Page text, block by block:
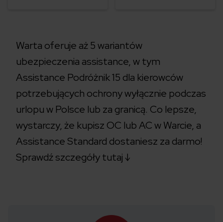
Warta oferuje aż 5 wariantów
ubezpieczenia assistance, w tym
Assistance Podróżnik 15 dla kierowców
potrzebujących ochrony wyłącznie podczas
urlopu w Polsce lub za granicą. Co lepsze,
wystarczy, że kupisz OC lub AC w Warcie, a
Assistance Standard dostaniesz za darmo!
Sprawdź szczegóły tutaj ↓